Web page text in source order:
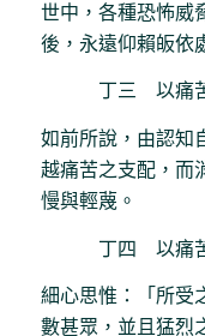
世中，各種恐怖威
後，永遠仰賴皈依
丁三 以痛苦為
如前所說，由認知
越痛苦之支配，而
慢與輕蔑。
丁四 以痛苦為
細心思惟：「所受
數甚眾，並且猛烈